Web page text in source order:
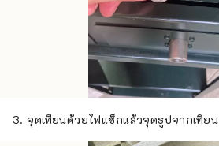
3. จุดเทียนด้วยไฟแช็กแล้วจุดธูปจากเทียน